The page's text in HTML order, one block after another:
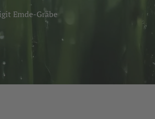
Emde-Gräbe